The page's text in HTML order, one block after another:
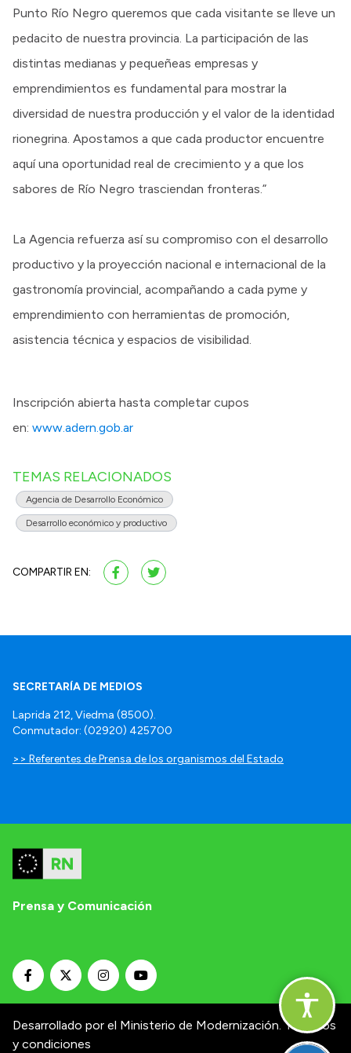
Punto Río Negro queremos que cada visitante se lleve un
pedacito de nuestra provincia. La participación de las
distintas medianas y pequeñeas empresas y
emprendimientos es fundamental para mostrar la
diversidad de nuestra producción y el valor de la identidad
rionegrina. Apostamos a que cada productor encuentre
aquí una oportunidad real de crecimiento y a que los
sabores de Río Negro trasciendan fronteras.”
La Agencia refuerza así su compromiso con el desarrollo
productivo y la proyección nacional e internacional de la
gastronomía provincial, acompañando a cada pyme y
emprendimiento con herramientas de promoción,
asistencia técnica y espacios de visibilidad.
Inscripción abierta hasta completar cupos
en: www.adern.gob.ar
TEMAS RELACIONADOS
Agencia de Desarrollo Económico
Desarrollo económico y productivo
COMPARTIR EN:
SECRETARÍA DE MEDIOS
Laprida 212, Viedma (8500).
Conmutador: (02920) 425700
>> Referentes de Prensa de los organismos del Estado
Prensa y Comunicación
Desarrollado por el Ministerio de Modernización. Términos
y condiciones